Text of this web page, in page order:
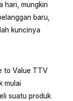
hari, mungkin
baru,
kuncinya
to Value TTV
mulai
suatu produk